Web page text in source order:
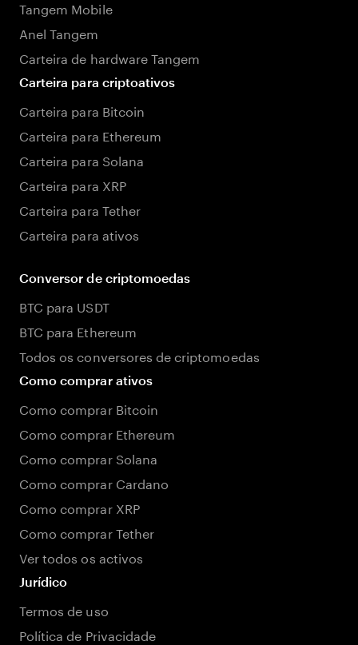
Tangem Mobile
Anel Tangem
Carteira de hardware Tangem
Carteira para criptoativos
Carteira para Bitcoin
Carteira para Ethereum
Carteira para Solana
Carteira para XRP
Carteira para Tether
Carteira para ativos
Conversor de criptomoedas
BTC para USDT
BTC para Ethereum
Todos os conversores de criptomoedas
Como comprar ativos
Como comprar Bitcoin
Como comprar Ethereum
Como comprar Solana
Como comprar Cardano
Como comprar XRP
Como comprar Tether
Ver todos os activos
Jurídico
Termos de uso
Política de Privacidade